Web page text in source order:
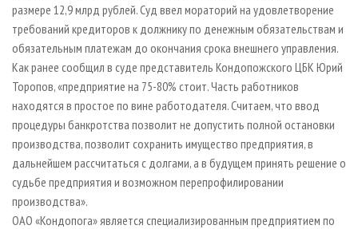
размере 12,9 млрд рублей. Суд ввел мораторий на удовлетворение
требований кредиторов к должнику по денежным обязательствам и
обязательным платежам до окончания срока внешнего управления.
Как ранее сообщил в суде представитель Кондопожского ЦБК Юрий
Торопов, «предприятие на 75-80% стоит. Часть работников
находятся в простое по вине работодателя. Считаем, что ввод
процедуры банкротства позволит не допустить полной остановки
производства, позволит сохранить имущество предприятия, в
дальнейшем рассчитаться с долгами, а в будущем принять решение о
судьбе предприятия и возможном перепрофилировании
производства».
ОАО «Кондопога» является специализированным предприятием по